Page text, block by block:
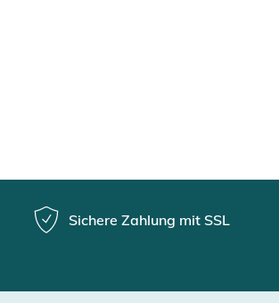
Sichere Zahlung mit SSL